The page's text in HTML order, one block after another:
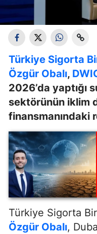
Türkiye Sigorta
Özgür Obalı,
2026’da yaptığı
sektörünün iklim
finansmanındaki
Türkiye Sigorta
Özgür Obalı,